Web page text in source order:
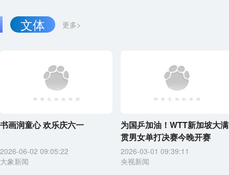
更多>
文体
书画润童心 欢乐庆六一
2026-06-02 09:05:22
大象新闻
为国乒加油！WTT新加坡大满
贯男女单打决赛今晚开赛
2026-03-01 09:39:11
央视新闻